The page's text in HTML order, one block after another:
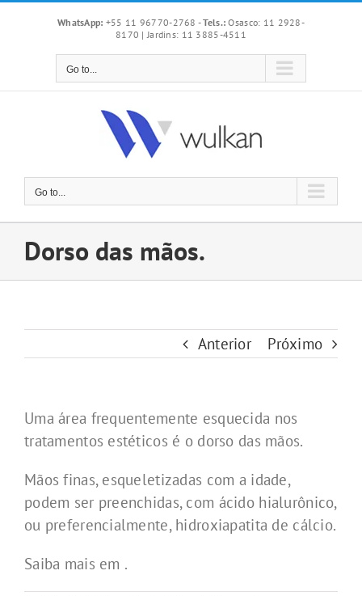
WhatsApp: +55 11 96770-2768 -Tels.: Osasco: 11 2928-
8170 | Jardins: 11 3885-4511
Go to...
Go to...
Dorso das mãos.
Anterior Próximo
Uma área frequentemente esquecida nos
tratamentos estéticos é o dorso das mãos.
Mãos finas, esqueletizadas com a idade,
podem ser preenchidas, com ácido hialurônico,
ou preferencialmente, hidroxiapatita de cálcio.
Saiba mais em .